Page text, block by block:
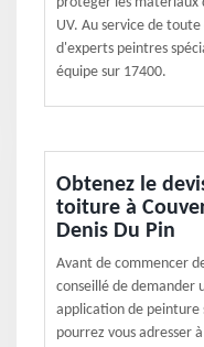
UV. Au service de
d'experts peintres
équipe sur 17400.
Obtenez le
toiture à
Denis Du Pin
Avant de commencer
conseillé de demander
application de peinture
pourrez vous adresser